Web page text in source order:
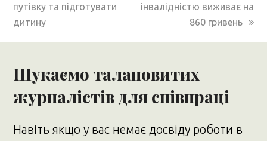
путівку та підготувати
дитину
інвалідністю виживає на
860 гривень
Шукаємо талановитих
журналістів для співпраці
Навіть якщо у вас немає досвіду роботи в